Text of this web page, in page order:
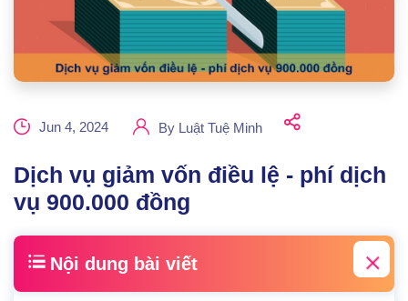
Jun 4, 2024 By Luật Tuệ Minh
Dịch vụ giảm vốn điều lệ - phí dịch
vụ 900.000 đồng
Nội dung bài viết